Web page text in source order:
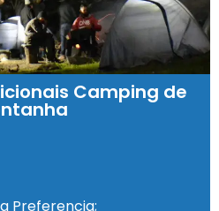
Camping de
Preferencia;